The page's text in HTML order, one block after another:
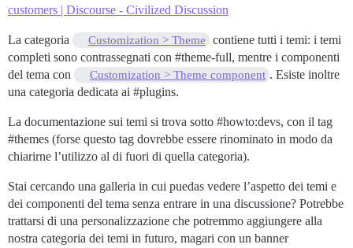
customers | Discourse - Civilized Discussion
La categoria Customization > Theme
contiene tutti i temi: i temi
completi sono contrassegnati con #theme-full, mentre i componenti
del tema con
Customization > Theme component . Esiste inoltre
una categoria dedicata ai #plugins.
La documentazione sui temi si trova sotto #howto:devs, con il tag
#themes (forse questo tag dovrebbe essere rinominato in modo da
chiarirne l’utilizzo al di fuori di quella categoria).
Stai cercando una galleria in cui puedas vedere l’aspetto dei temi e
dei componenti del tema senza entrare in una discussione? Potrebbe
trattarsi di una personalizzazione che potremmo aggiungere alla
nostra categoria dei temi in futuro, magari con un banner